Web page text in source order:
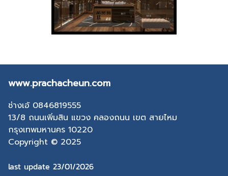
www.prachacheun.com
ช่างเอ้ 0846819555
13/8 ถนนเพิ่มสิน แขวง คลองถนน เขต สายไหม
กรุงเทพมหานคร 10220
Copyright © 2025
last update 23/01/2026